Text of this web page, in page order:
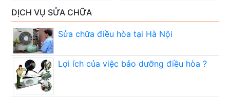
DỊCH VỤ SỬA CHỮA
Sửa chữa điều hòa tại Hà Nội
Lợi ích của việc bảo dưỡng điều hòa ?